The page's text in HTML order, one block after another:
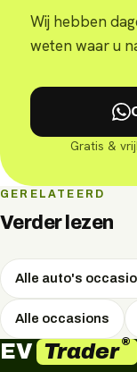
Wij hebben
weten waar u
Gratis &
GERELATEERD
Verder lezen
Alle auto's
Alle occasions
EV Trader®